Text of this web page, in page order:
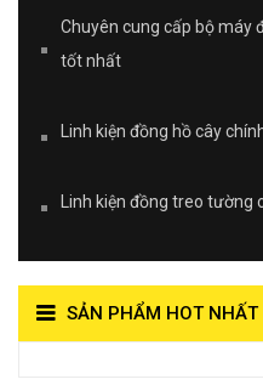
Chuyên cung cấp bộ máy
tốt nhất
Linh kiện đồng hồ cây
Linh kiện đồng treo tường
SẢN PHẨM HOT NHẤT